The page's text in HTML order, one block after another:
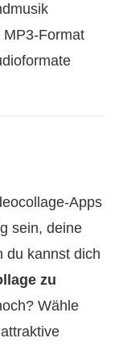
MP3-Format
sein, deine
du kannst dich
zu
Wähle